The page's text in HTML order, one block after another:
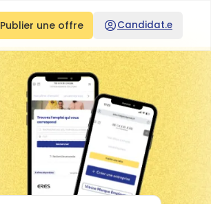
Publier une offre Candidat.e